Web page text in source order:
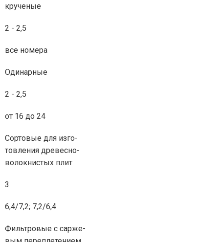
крученые
2 - 2,5
все номера
Одинарные
2 - 2,5
от 16 до 24
Сортовые для изго-
товления древесно-
волокнистых плит
3
6,4/7,2; 7,2/6,4
Фильтровые с сарже-